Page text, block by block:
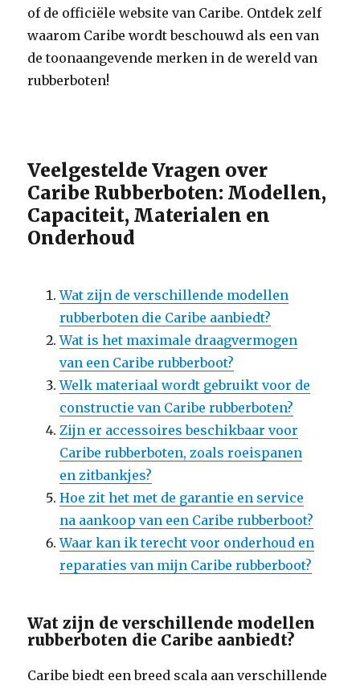
of de officiële website van Caribe. Ontdek zelf
waarom Caribe wordt beschouwd als een van
de toonaangevende merken in de wereld van
rubberboten!
Veelgestelde Vragen over
Caribe Rubberboten: Modellen,
Capaciteit, Materialen en
Onderhoud
Wat zijn de verschillende modellen
rubberboten die Caribe aanbiedt?
Wat is het maximale draagvermogen
van een Caribe rubberboot?
Welk materiaal wordt gebruikt voor de
constructie van Caribe rubberboten?
Zijn er accessoires beschikbaar voor
Caribe rubberboten, zoals roeispanen
en zitbankjes?
Hoe zit het met de garantie en service
na aankoop van een Caribe rubberboot?
Waar kan ik terecht voor onderhoud en
reparaties van mijn Caribe rubberboot?
Wat zijn de verschillende modellen
rubberboten die Caribe aanbiedt?
Caribe biedt een breed scala aan verschillende